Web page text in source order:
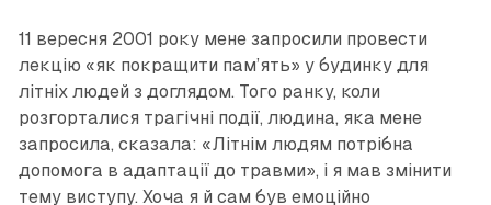
11 вересня 2001 року мене запросили провести
лекцію «як покращити пам’ять» у будинку для
літніх людей з доглядом. Того ранку, коли
розгорталися трагічні події, людина, яка мене
запросила, сказала: «Літнім людям потрібна
допомога в адаптації до травми», і я мав змінити
тему виступу. Хоча я й сам був емоційно